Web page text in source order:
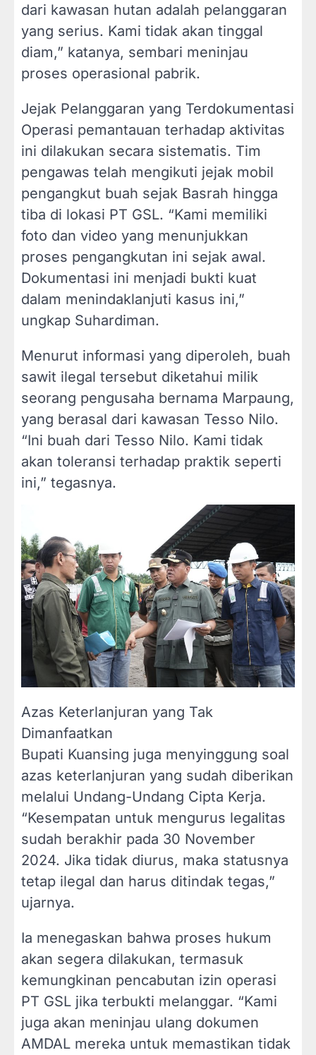
dari kawasan hutan adalah pelanggaran
yang serius. Kami tidak akan tinggal
diam,” katanya, sembari meninjau
proses operasional pabrik.
Jejak Pelanggaran yang Terdokumentasi
Operasi pemantauan terhadap aktivitas
ini dilakukan secara sistematis. Tim
pengawas telah mengikuti jejak mobil
pengangkut buah sejak Basrah hingga
tiba di lokasi PT GSL. “Kami memiliki
foto dan video yang menunjukkan
proses pengangkutan ini sejak awal.
Dokumentasi ini menjadi bukti kuat
dalam menindaklanjuti kasus ini,”
ungkap Suhardiman.
Menurut informasi yang diperoleh, buah
sawit ilegal tersebut diketahui milik
seorang pengusaha bernama Marpaung,
yang berasal dari kawasan Tesso Nilo.
“Ini buah dari Tesso Nilo. Kami tidak
akan toleransi terhadap praktik seperti
ini,” tegasnya.
Azas Keterlanjuran yang Tak
Dimanfaatkan
Bupati Kuansing juga menyinggung soal
azas keterlanjuran yang sudah diberikan
melalui Undang-Undang Cipta Kerja.
“Kesempatan untuk mengurus legalitas
sudah berakhir pada 30 November
2024. Jika tidak diurus, maka statusnya
tetap ilegal dan harus ditindak tegas,”
ujarnya.
Ia menegaskan bahwa proses hukum
akan segera dilakukan, termasuk
kemungkinan pencabutan izin operasi
PT GSL jika terbukti melanggar. “Kami
juga akan meninjau ulang dokumen
AMDAL mereka untuk memastikan tidak